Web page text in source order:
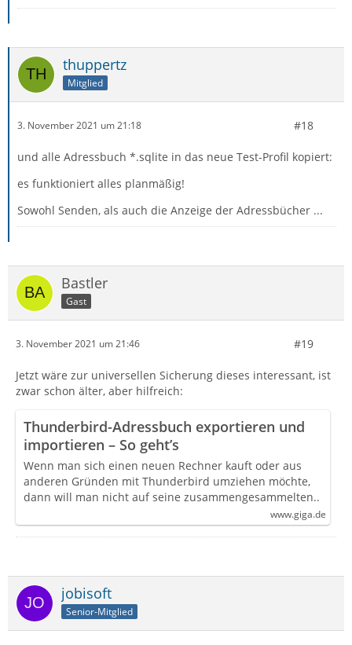
thuppertz
Mitglied
3. November 2021 um 21:18 #18
und alle Adressbuch *.sqlite in das neue Test-Profil kopiert:
es funktioniert alles planmäßig!
Sowohl Senden, als auch die Anzeige der Adressbücher ...
Bastler
Gast
3. November 2021 um 21:46 #19
Jetzt wäre zur universellen Sicherung dieses interessant, ist
zwar schon älter, aber hilfreich:
Thunderbird-Adressbuch exportieren und
importieren – So geht’s
Wenn man sich einen neuen Rechner kauft oder aus
anderen Gründen mit Thunderbird umziehen möchte,
dann will man nicht auf seine zusammengesammelten..
www.giga.de
jobisoft
Senior-Mitglied